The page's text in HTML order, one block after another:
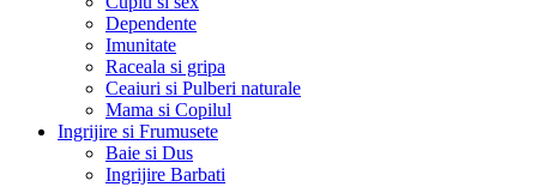
Dependente
Imunitate
Raceala si gripa
Ceaiuri si Pulberi naturale
Mama si Copilul
Ingrijire si Frumusete
Baie si Dus
Ingrijire Barbati